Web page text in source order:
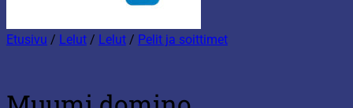
Etusivu / Lelut / Lelut / Pelit ja soittimet